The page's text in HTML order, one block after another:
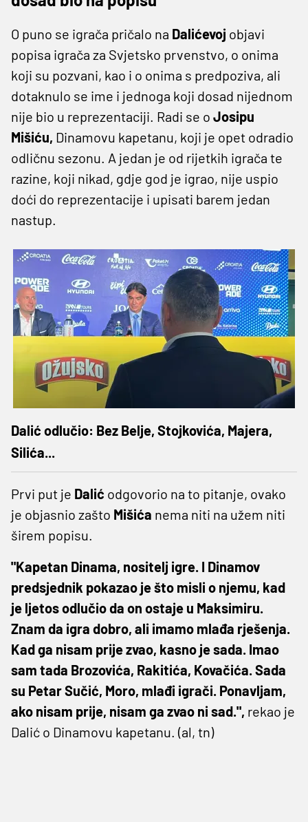
O puno se igrača pričalo na Dalićevoj objavi
popisa igrača za Svjetsko prvenstvo, o onima
koji su pozvani, kao i o onima s predpoziva, ali
dotaknulo se ime i jednoga koji dosad nijednom
nije bio u reprezentaciji. Radi se o Josipu
Mišiću, Dinamovu kapetanu, koji je opet odradio
odličnu sezonu. A jedan je od rijetkih igrača te
razine, koji nikad, gdje god je igrao, nije uspio
doći do reprezentacije i upisati barem jedan
nastup.
Dalić odlučio: Bez Belje, Stojkovića, Majera,
Silića...
Prvi put je Dalić odgovorio na to pitanje, ovako
je objasnio zašto Mišića nema niti na užem niti
širem popisu.
"Kapetan Dinama, nositelj igre. I Dinamov
predsjednik pokazao je što misli o njemu, kad
je ljetos odlučio da on ostaje u Maksimiru.
Znam da igra dobro, ali imamo mlađa rješenja.
Kad ga nisam prije zvao, kasno je sada. Imao
sam tada Brozovića, Rakitića, Kovačića. Sada
su Petar Sučić, Moro, mlađi igrači. Ponavljam,
ako nisam prije, nisam ga zvao ni sad.", rekao je
Dalić o Dinamovu kapetanu. (al, tn)